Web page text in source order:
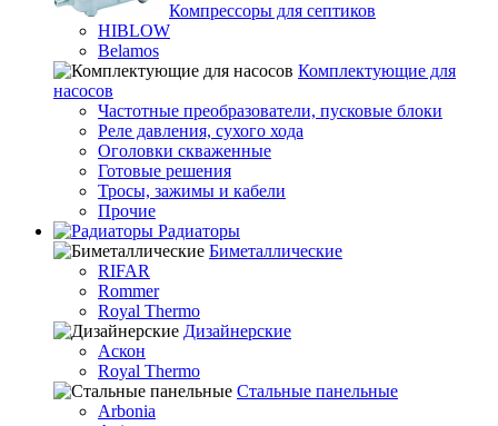
Компрессоры для септиков
HIBLOW
Belamos
Комплектующие для
насосов
Частотные преобразователи, пусковые блоки
Реле давления, сухого хода
Оголовки скваженные
Готовые решения
Тросы, зажимы и кабели
Прочие
Радиаторы
Биметаллические
RIFAR
Rommer
Royal Thermo
Дизайнерские
Аскон
Royal Thermo
Стальные панельные
Arbonia